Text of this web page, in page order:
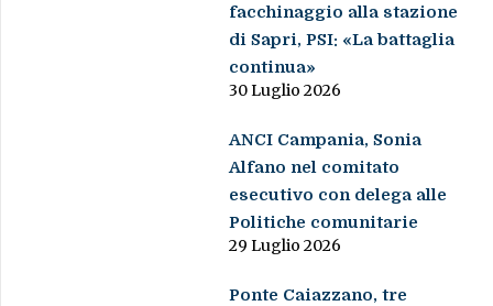
facchinaggio alla stazione
di Sapri, PSI: «La battaglia
continua»
30 Luglio 2026
ANCI Campania, Sonia
Alfano nel comitato
esecutivo con delega alle
Politiche comunitarie
29 Luglio 2026
Ponte Caiazzano, tre